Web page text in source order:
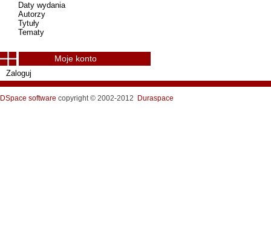
Daty wydania
Autorzy
Tytuły
Tematy
Moje konto
Zaloguj
DSpace software copyright © 2002-2012 Duraspace